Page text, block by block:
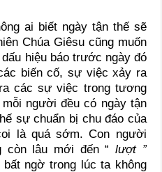
ai biết ngày tận thế sẽ
Chúa Giêsu cũng muốn
hiệu báo trước ngày đó
biến cố, sự việc xảy ra
các sự việc trong tương
người đều có ngày tận
sự chuẩn bị chu đáo của
là quá sớm. Con người
còn lâu mới đến “ lượt ”
ngờ trong lúc ta không